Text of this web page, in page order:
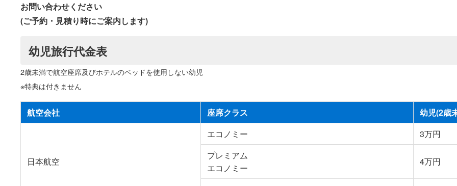
お問い合わせください
(ご予約・見積り時にご案内します)
幼児旅行代金表
2歳未満で航空座席及びホテルのベッドを使用しない幼児
※特典は付きません
航空会社 座席クラス 幼児(2歳
日本航空
エコノミー
3万円
プレミアム
エコノミー
4万円